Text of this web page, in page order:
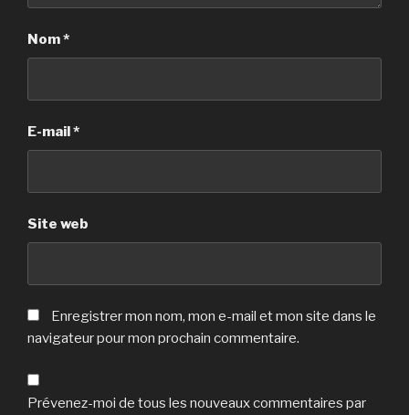
Nom*
E-mail*
Site web
Enregistrer mon nom, mon e-mail et mon site dans le
navigateur pour mon prochain commentaire.
Prévenez-moi de tous les nouveaux commentaires par